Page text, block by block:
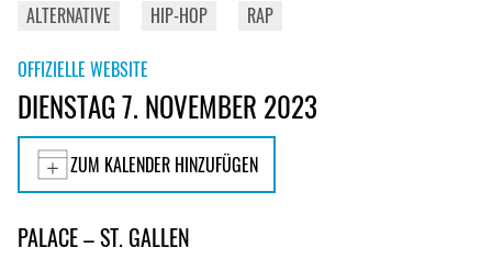
ALTERNATIVE
HIP-HOP RAP
OFFIZIELLE WEBSITE
DIENSTAG 7. NOVEMBER 2023
ZUM KALENDER HINZUFÜGEN
PALACE – ST. GALLEN